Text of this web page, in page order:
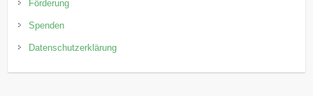
Förderung
Spenden
Datenschutzerklärung